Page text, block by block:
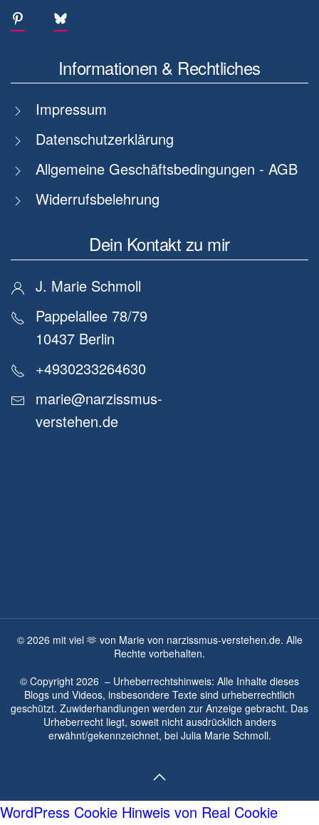
Informationen & Rechtliches
Impressum
Datenschutzerklärung
Allgemeine Geschäftsbedingungen - AGB
Widerrufsbelehrung
Dein Kontakt zu mir
J. Marie Schmoll
Pappelallee 78/79
10437 Berlin
+4930233264630
marie@narzissmus-
verstehen.de
© 2026 mit viel 🫶 von Marie von narzissmus-verstehen.de. Alle
Rechte vorbehalten.
© Copyright 2026 – Urheberrechtshinweis: Alle Inhalte dieses
Blogs und Videos, insbesondere Texte sind urheberrechtlich
geschützt. Zuwiderhandlungen werden zur Anzeige gebracht. Das
Urheberrecht liegt, soweit nicht ausdrücklich anders
erwähnt/gekennzeichnet, bei Julia Marie Schmoll.
WordPress Cookie Hinweis von Real Cookie